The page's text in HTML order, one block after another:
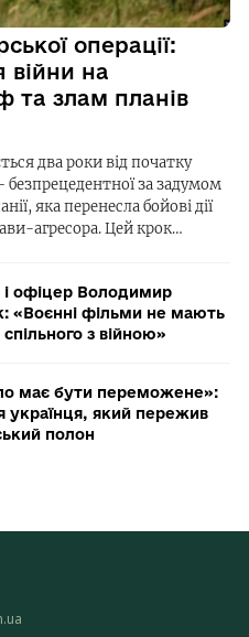
операції:
війни на
та злам планів
два роки від початку
безпрецедентної за задумом
яка перенесла бойові дії
агресора. Цей крок…
і офіцер Володимир
«Воєнні фільми не мають
спільного з війною»
має бути переможене»:
українця, який пережив
полон